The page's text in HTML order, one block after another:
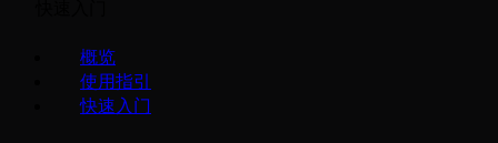
概览
使用指引
快速入门